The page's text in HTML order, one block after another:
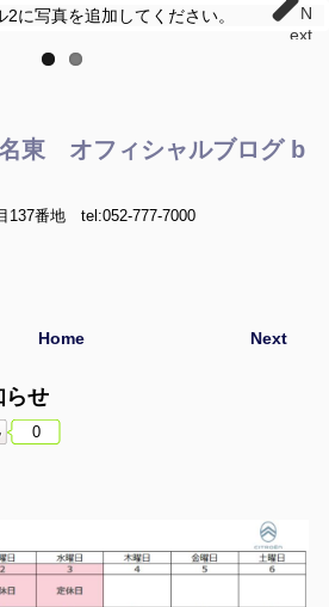
N
ext
東 オフィシャルブログ b
137番地 tel:052-777-7000
Next
Home
らせ
0